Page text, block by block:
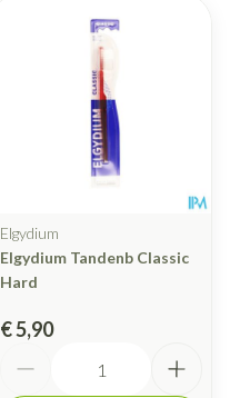
Elgydium
Elgydium Tandenb Classic
Hard
€ 5,90